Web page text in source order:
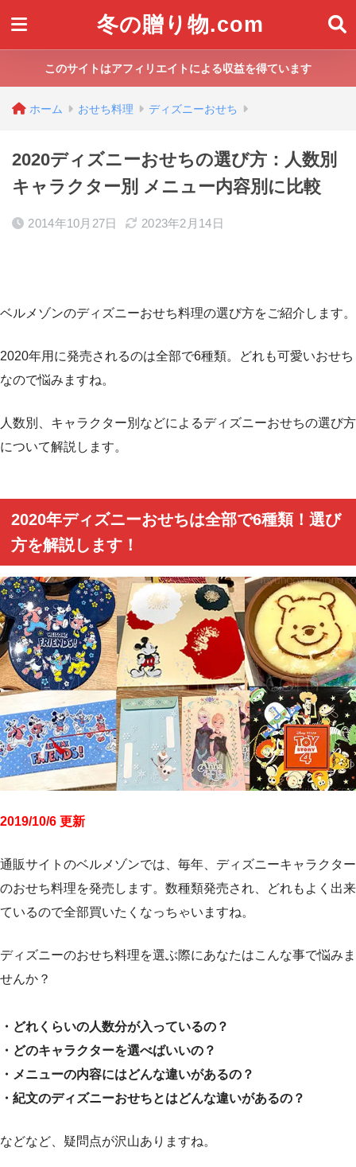
冬の贈り物.com
このサイトはアフィリエイトによる収益を得ています
ホーム おせち料理 ディズニーおせち
2020ディズニーおせちの選び方：人数別
キャラクター別 メニュー内容別に比較
2014年10月27日 2023年2月14日
ベルメゾンのディズニーおせち料理の選び方をご紹介します。
2020年用に発売されるのは全部で6種類。どれも可愛いおせち
なので悩みますね。
人数別、キャラクター別などによるディズニーおせちの選び方
について解説します。
2020年ディズニーおせちは全部で6種類！選び
方を解説します！
2019/10/6 更新
通販サイトのベルメゾンでは、毎年、ディズニーキャラクター
のおせち料理を発売します。数種類発売され、どれもよく出来
ているので全部買いたくなっちゃいますね。
ディズニーのおせち料理を選ぶ際にあなたはこんな事で悩みま
せんか？
・どれくらいの人数分が入っているの？
・どのキャラクターを選べばいいの？
・メニューの内容にはどんな違いがあるの？
・紀文のディズニーおせちとはどんな違いがあるの？
などなど、疑問点が沢山ありますね。